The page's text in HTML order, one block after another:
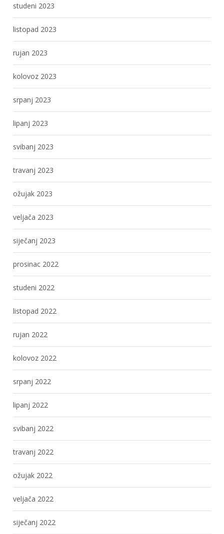
studeni 2023
listopad 2023
rujan 2023
kolovoz 2023
srpanj 2023
lipanj 2023
svibanj 2023
travanj 2023
ožujak 2023
veljača 2023
siječanj 2023
prosinac 2022
studeni 2022
listopad 2022
rujan 2022
kolovoz 2022
srpanj 2022
lipanj 2022
svibanj 2022
travanj 2022
ožujak 2022
veljača 2022
siječanj 2022